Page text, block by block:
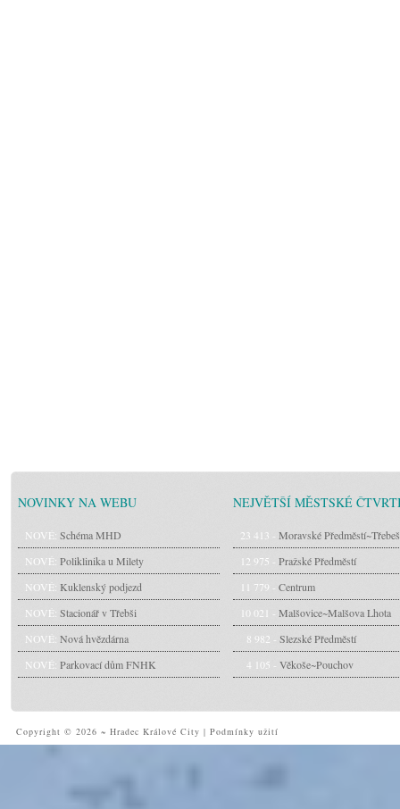
NOVINKY NA WEBU
NOVÉ: Schéma MHD
NOVÉ: Poliklinika u Milety
NOVÉ: Kuklenský podjezd
NOVÉ: Stacionář v Třebši
NOVÉ: Nová hvězdárna
NOVÉ: Parkovací dům FNHK
NEJVĚTŠÍ MĚSTSKÉ
23 413 - Moravské Předměstí~Třebeš
12 975 - Pražské Předměstí
11 779 - Centrum
10 021 - Malšovice~Malšova Lhota
8 982 - Slezské Předměstí
4 105 - Věkoše~Pouchov
Copyright © 2026 ~ Hradec Králové City | Podmínky užití